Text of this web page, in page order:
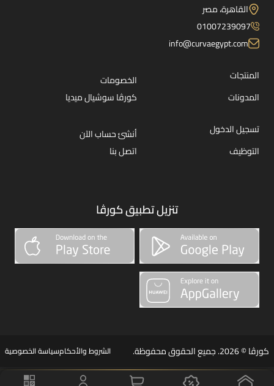
القاهرة، مصر
01007239097
info@curvaegypt.com
المنتجات
الخصومات
المدونات
كورڤا سوشيال ميديا
تسجيل الدخول
أنشئ حساب الآن
التوظيف
اتصل بنا
تنزيل تطبيق كورڤا
كورڤا © 2026. جميع الحقوق محفوظة. الشروط والأحكامسياسة الخصوصية